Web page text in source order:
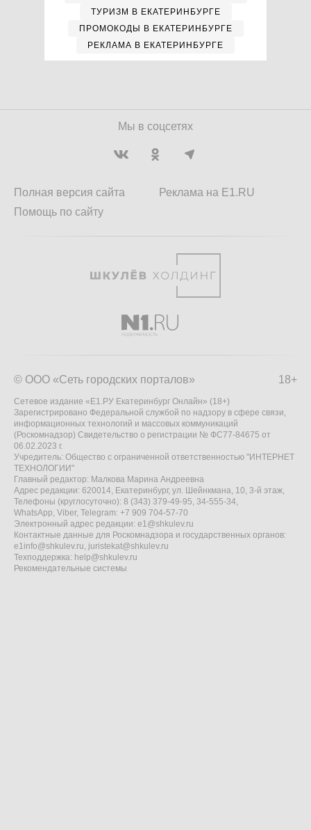
ТУРИЗМ В ЕКАТЕРИНБУРГЕ
ПРОМОКОДЫ В ЕКАТЕРИНБУРГЕ
РЕКЛАМА В ЕКАТЕРИНБУРГЕ
Мы в соцсетях
Полная версия сайта
Помощь по сайту
Реклама на E1.RU
18+
© ООО «Сеть городских порталов»
Сетевое издание «Е1.РУ Екатеринбург Онлайн» (18+)
Зарегистрировано Федеральной службой по надзору в сфере связи,
информационных технологий и массовых коммуникаций
(Роскомнадзор) Свидетельство о регистрации № ФС77-84675 от
06.02.2023 г.
Учредитель: Общество с ограниченной ответственностью "ИНТЕРНЕТ
ТЕХНОЛОГИИ"
Главный редактор: Малкова Марина Андреевна
Адрес редакции: 620014, Екатеринбург, ул. Шейнкмана, 10, 3-й этаж,
Телефоны (круглосуточно): 8 (343) 379-49-95, 34-555-34,
WhatsApp, Viber, Telegram: +7 909 704-57-70
Электронный адрес редакции: e1@shkulev.ru
Контактные данные для Роскомнадзора и государственных органов:
e1info@shkulev.ru, juristekat@shkulev.ru
Техподдержка: help@shkulev.ru
Рекомендательные системы